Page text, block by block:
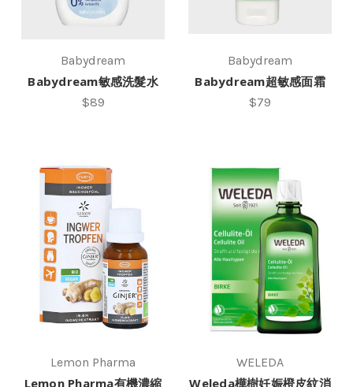
Babydream
Babydream敏感洗髮水
$89
Babydream
Babydream超敏感面霜
$79
Lemon Pharma
Lemon Pharma有機濃縮
WELEDA
Weleda樺樹妊娠橙皮紋消